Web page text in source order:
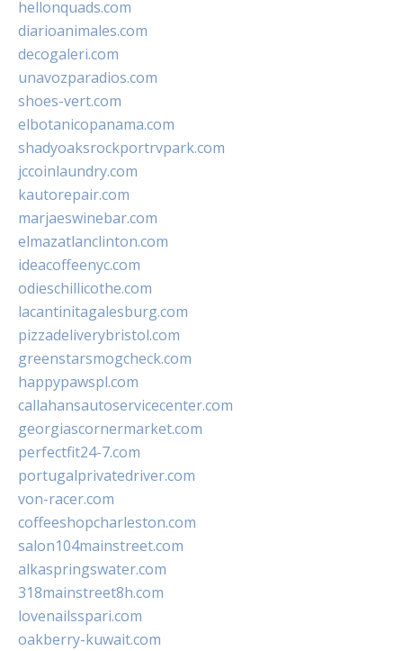
hellonquads.com
diarioanimales.com
decogaleri.com
unavozparadios.com
shoes-vert.com
elbotanicopanama.com
shadyoaksrockportrvpark.com
jccoinlaundry.com
kautorepair.com
marjaeswinebar.com
elmazatlanclinton.com
ideacoffeenyc.com
odieschillicothe.com
lacantinitagalesburg.com
pizzadeliverybristol.com
greenstarsmogcheck.com
happypawspl.com
callahansautoservicecenter.com
georgiascornermarket.com
perfectfit24-7.com
portugalprivatedriver.com
von-racer.com
coffeeshopcharleston.com
salon104mainstreet.com
alkaspringswater.com
318mainstreet8h.com
lovenailsspari.com
oakberry-kuwait.com